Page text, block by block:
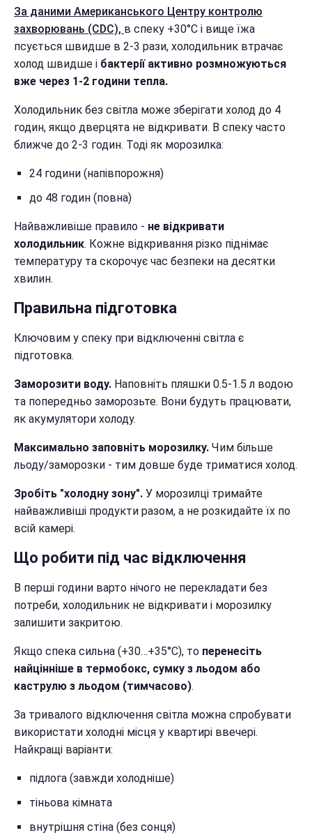
За даними Американського Центру контролю
захворювань (CDC), в спеку +30°C і вище їжа
псується швидше в 2-3 рази, холодильник втрачає
холод швидше і бактерії активно розмножуються
вже через 1-2 години тепла.
Холодильник без світла може зберігати холод до 4
годин, якщо дверцята не відкривати. В спеку часто
ближче до 2-3 годин. Тоді як морозилка:
24 години (напівпорожня)
до 48 годин (повна)
Найважливіше правило - не відкривати
холодильник. Кожне відкривання різко піднімає
температуру та скорочує час безпеки на десятки
хвилин.
Правильна підготовка
Ключовим у спеку при відключенні світла є
підготовка.
Заморозити воду. Наповніть пляшки 0.5-1.5 л водою
та попередньо заморозьте. Вони будуть працювати,
як акумулятори холоду.
Максимально заповніть морозилку. Чим більше
льоду/заморозки - тим довше буде триматися холод.
Зробіть "холодну зону". У морозилці тримайте
найважливіші продукти разом, а не розкидайте їх по
всій камері.
Що робити під час відключення
В перші години варто нічого не перекладати без
потреби, холодильник не відкривати і морозилку
залишити закритою.
Якщо спека сильна (+30…+35°C), то перенесіть
найцінніше в термобокс, сумку з льодом або
каструлю з льодом (тимчасово).
За тривалого відключення світла можна спробувати
використати холодні місця у квартирі ввечері.
Найкращі варіанти:
підлога (завжди холодніше)
тіньова кімната
внутрішня стіна (без сонця)